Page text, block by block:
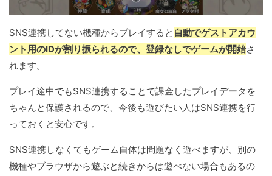
SNS連携してない機種からプレイすると 自動でゲストアカウ
ント用のIDが割り振られるので、登録なしでゲームが開始さ
れます。
プレイ途中でもSNS連携することで課金したプレイデータを
ちゃんと保護されるので、今後も遊びたい人はSNS連携を行
っておくと安心です。
SNS連携しなくてもゲーム自体は問題なく遊べますが、別の
機種やブラウザから遊ぶと続きからは遊べない場合もあるの